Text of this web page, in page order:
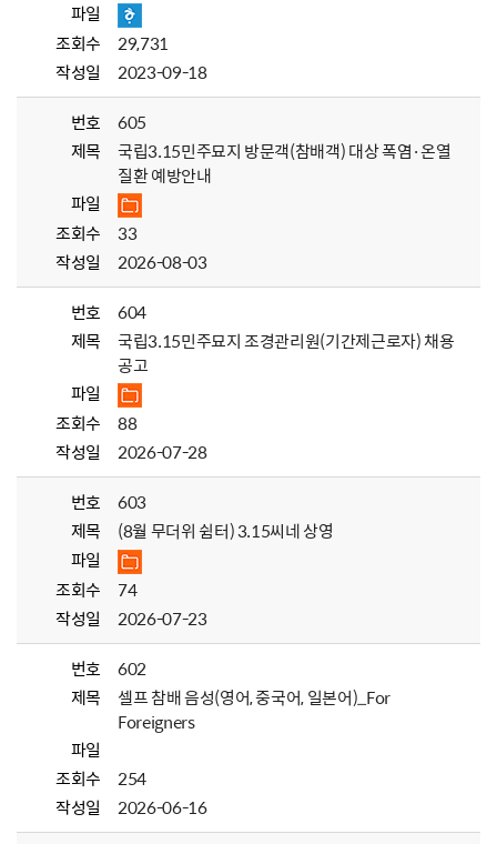
파일
조회수
29,731
작성일
2023-09-18
번호
605
제목
국립3.15민주묘지 방문객(참배객) 대상 폭염·온열
질환 예방안내
파일
조회수
33
작성일
2026-08-03
번호
604
제목
국립3.15민주묘지 조경관리원(기간제근로자) 채용
공고
파일
조회수
88
작성일
2026-07-28
번호
603
제목
(8월 무더위 쉼터) 3.15씨네 상영
파일
조회수
74
작성일
2026-07-23
번호
602
제목
셀프 참배 음성(영어, 중국어, 일본어)_For
Foreigners
파일
조회수
254
작성일
2026-06-16